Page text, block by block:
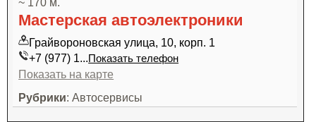
Мастерская автоэлектроники
Грайвороновская улица, 10, корп. 1
+7 (977) 1...Показать телефон
Показать на карте
Рубрики: Автосервисы